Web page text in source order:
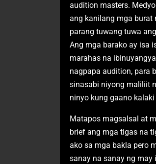
audition masters.
ang kanilang mga burat
parang tuwang tuwa
Ang mga barako ay isa
marahas na
nagpapa audition, para
sinasabi niyong maliliit
ninyo kung gaano
Matapos magsalsal at
brief ang mga tigas na
ako sa mga bakla pero
sanay na sanay ng